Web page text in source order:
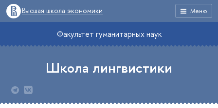
Меню
Высшая школа экономики
Факультет гуманитарных наук
Школа лингвистики